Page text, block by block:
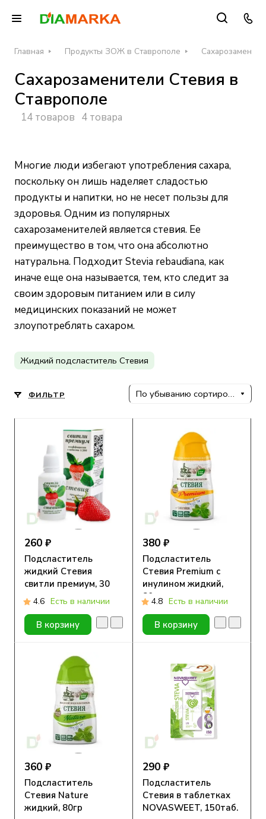
Главная Продукты ЗОЖ в Ставрополе
Сахарозаменители Стевия в
Ставрополе
14 товаров 4 товара
Многие люди избегают употребления сахара,
поскольку он лишь наделяет сладостью
продукты и напитки, но не несет пользы для
здоровья. Одним из популярных
сахарозаменителей является стевия. Ее
преимущество в том, что она абсолютно
натуральна. Подходит Stevia rebaudiana, как
иначе еще она называется, тем, кто следит за
своим здоровым питанием или в силу
медицинских показаний не может
злоупотреблять сахаром.
Жидкий подсластитель Стевия
ФИЛЬТР По убыванию сортировки
260 ₽
Подсластитель
жидкий Стевия
свитли премиум, 30
мл.4.6 Есть в наличии
В корзину
380 ₽
Подсластитель
Стевия Premium с
инулином жидкий,
80гр
4.8 Есть в наличии
В корзину
360 ₽
Подсластитель
Стевия Nature
жидкий, 80гр
290 ₽
Подсластитель
Стевия в таблетках
NOVASWEET, 150таб.